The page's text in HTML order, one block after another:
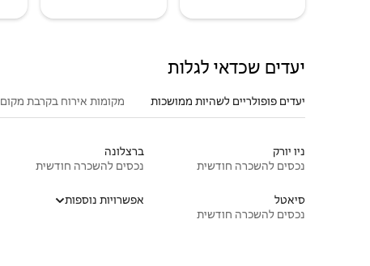
יעדים שכדאי לגלות
יעדים פופולריים לשהיות ממושכות מקומות אירוח בקרבת מקום
ניו יורק
נכסים להשכרה חודשית
ברצלונה
נכסים להשכרה חודשית
סיאטל
נכסים להשכרה חודשית
אפשרויות נוספות